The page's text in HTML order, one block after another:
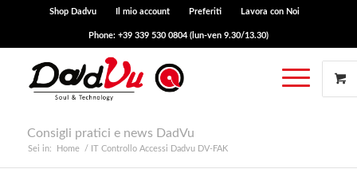
Shop Dadvu Il mio account Preferiti Lavora con Noi
Phone: +39 339 530 0804 (lun-ven 9.30/13.30)
Consigli pratici e news DadVu
Sei in: Home / IT Controllo Accessi Dadvu DV-FAK